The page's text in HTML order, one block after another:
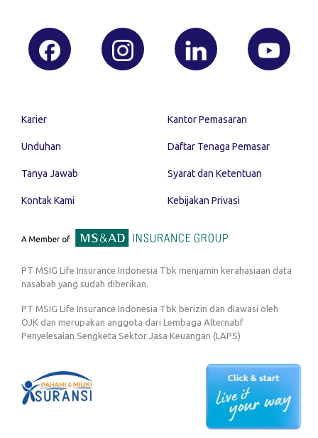
Karier
Unduhan
Tanya Jawab
Kontak Kami
Kantor Pemasaran
Daftar Tenaga Pemasar
Syarat dan Ketentuan
Kebijakan Privasi
PT MSIG Life Insurance Indonesia Tbk menjamin kerahasiaan data
nasabah yang sudah diberikan.
PT MSIG Life Insurance Indonesia Tbk berizin dan diawasi oleh
OJK dan merupakan anggota dari Lembaga Alternatif
Penyelesaian Sengketa Sektor Jasa Keuangan (LAPS)